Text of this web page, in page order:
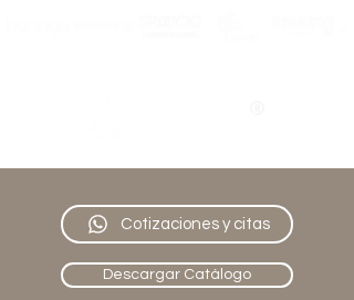
Cotizaciones y citas
Descargar Catálogo